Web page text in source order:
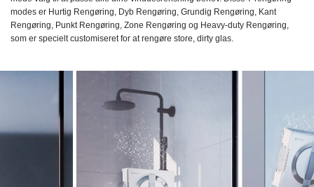
modes er Hurtig Rengøring, Dyb Rengøring, Grundig Rengøring, Kant
Rengøring, Punkt Rengøring, Zone Rengøring og Heavy-duty Rengøring,
som er specielt customiseret for at rengøre store, dirty glas.